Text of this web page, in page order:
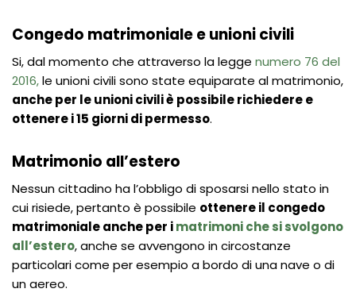
Congedo matrimoniale e unioni civili
Si, dal momento che attraverso la legge numero 76 del
2016,le unioni civili sono state equiparate al matrimonio,
anche per le unioni civili è possibile richiedere e
ottenere i 15 giorni di permesso.
Matrimonio all’estero
Nessun cittadino ha l’obbligo di sposarsi nello stato in
cui risiede, pertanto è possibile ottenere il congedo
matrimoniale anche per imatrimoni che si svolgono
all’estero, anche se avvengono in circostanze
particolari come per esempio a bordo di una nave o di
un aereo.